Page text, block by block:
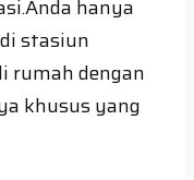
hanya
stasiun
rumah dengan
khusus yang